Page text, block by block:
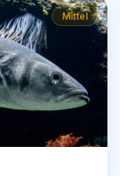
Mittel